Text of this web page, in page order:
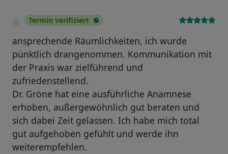
Termin verifiziert
ansprechende Räumlichkeiten, ich wurde
pünktlich drangenommen. Kommunikation mit
der Praxis war zielführend und
zufriedenstellend.
Dr. Gröne hat eine ausführliche Anamnese
erhoben, außergewöhnlich gut beraten und
sich dabei Zeit gelassen. Ich habe mich total
gut aufgehoben gefühlt und werde ihn
weiterempfehlen.